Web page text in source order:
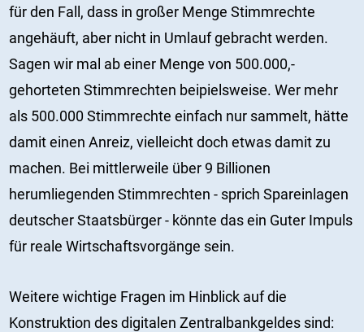
für den Fall, dass in großer Menge Stimmrechte
angehäuft, aber nicht in Umlauf gebracht werden.
Sagen wir mal ab einer Menge von 500.000,-
gehorteten Stimmrechten beipielsweise. Wer mehr
als 500.000 Stimmrechte einfach nur sammelt, hätte
damit einen Anreiz, vielleicht doch etwas damit zu
machen. Bei mittlerweile über 9 Billionen
herumliegenden Stimmrechten - sprich Spareinlagen
deutscher Staatsbürger - könnte das ein Guter Impuls
für reale Wirtschaftsvorgänge sein.
Weitere wichtige Fragen im Hinblick auf die
Konstruktion des digitalen Zentralbankgeldes sind: